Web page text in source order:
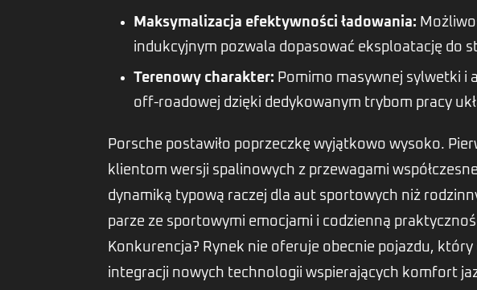
Maksymalizacja efektywności ładowania:
indukcyjnym pozwala dopasować eksploatację do
Terenowy charakter: Pomimo masywnej sylwetki i
off-roadowej dzięki dedykowanym trybom pracy
Porsche postawiło poprzeczkę wyjątkowo wysoko.
klientom wersji spalinowych z przewagami
dynamiką typową raczej dla aut sportowych niż
parze ze sportowymi emocjami i codzienną
Konkurencja? Rynek nie oferuje obecnie pojazdu,
integracji nowych technologii wspierających komfort